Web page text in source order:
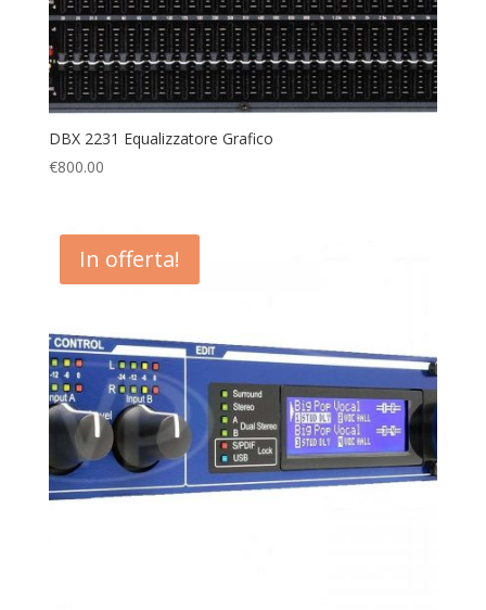
DBX 2231 Equalizzatore Grafico
€800.00
In offerta!